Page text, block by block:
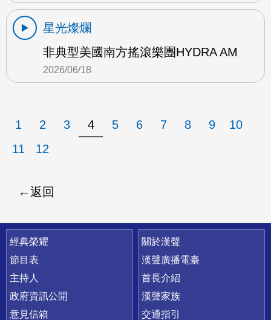
星光燦爛
非典型美國南方搖滾樂團HYDRA AM
2026/06/18
1 2 3 4 5 6 7 8 9
10
11
12
返回
快速連結
經典榮耀
節目表
主持人
政府資訊公開
意見信箱
關於漢聲
漢聲廣播電臺
首長介紹
漢聲家族
交通指引